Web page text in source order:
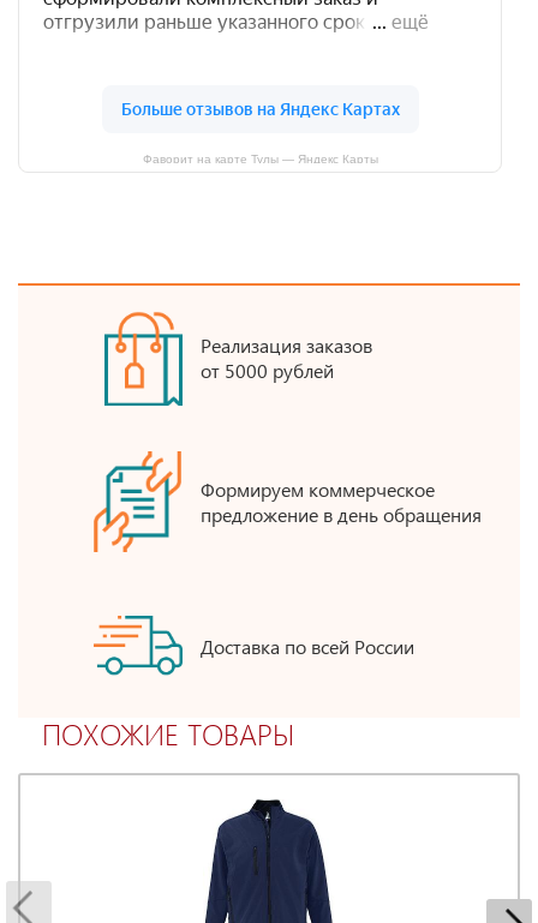
Фаворит на карте Тулы — Яндекс Карты
Реализация заказов
от 5000 рублей
Формируем коммерческое
предложение в день обращения
Доставка по всей России
ПОХОЖИЕ ТОВАРЫ